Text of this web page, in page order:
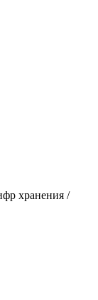
хранения /